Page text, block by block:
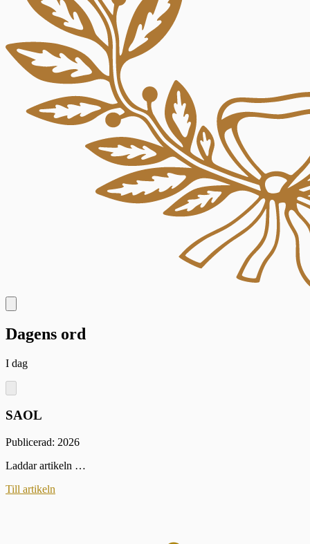
Dagens ord
I dag
SAOL
Publicerad: 2026
Laddar artikeln …
Till artikeln